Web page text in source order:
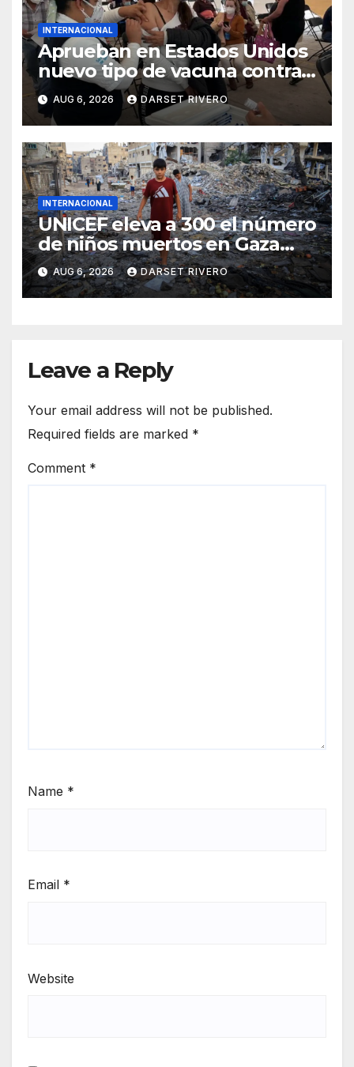
INTERNACIONAL
Aprueban en Estados Unidos
nuevo tipo de vacuna contra
la gripe
AUG 6, 2026 DARSET RIVERO
INTERNACIONAL
UNICEF eleva a 300 el número
de niños muertos en Gaza
desde la entrada en vigor del
alto el fuego
AUG 6, 2026 DARSET RIVERO
Leave a Reply
Your email address will not be published.
Required fields are marked *
Comment *
Name *
Email *
Website